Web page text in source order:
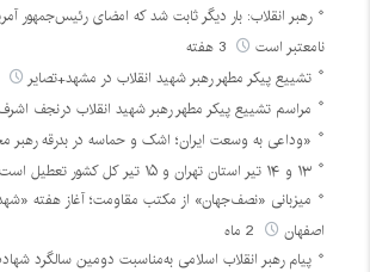
رهبر انقلاب: بار دیگر ثابت شد که امضای رئیس‌جمهور
نامعتبر است
3 هفته
تشییع پیکر مطهر رهبر شهید انقلاب در مشهد+تصایر
مراسم تشییع پیکر مطهر رهبر شهید انقلاب درنجف
«وداعی به وسعت ایران؛ اشک و حماسه در بدرقه رهبر
۱۳ و ۱۴ تیر استان تهران و ۱۵ تیر کل کشور تعطیل است
میزبانی «نصف‌جهان» از مکتب مقاومت؛ آغاز هفته
اصفهان
پیام رهبر انقلاب اسلامی به‌مناسبت دومین سالگرد